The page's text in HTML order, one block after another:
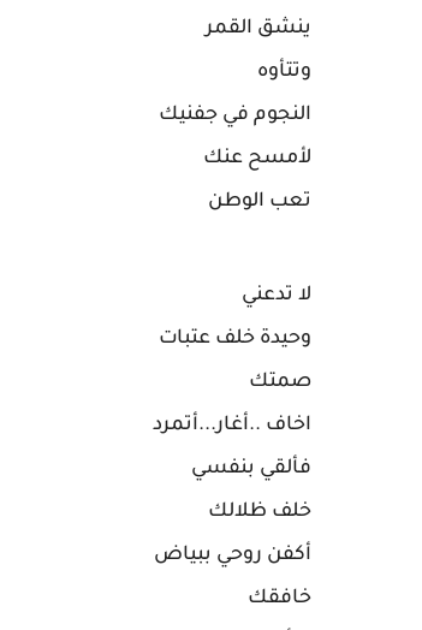
ينشق القمر
وتتأوه
النجوم في جفنيك
لأمسح عنك
تعب الوطن
لا تدعني
وحيدة خلف عتبات
صمتك
اخاف ..أغار...أتمرد
فألقي بنفسي
خلف ظلالك
أكفن روحي ببياض
خافقك